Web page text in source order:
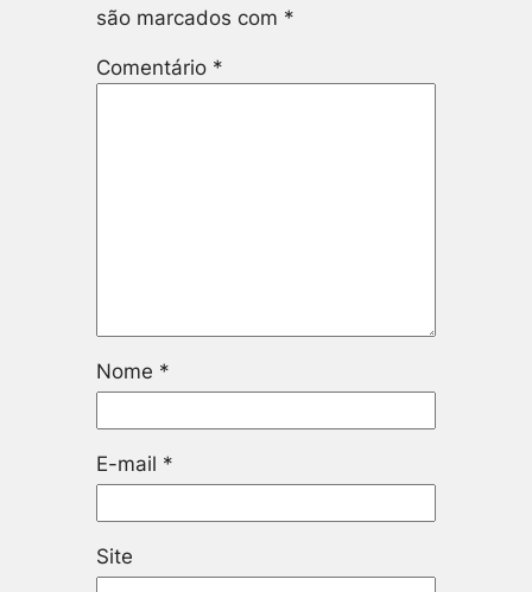
são marcados com *
Comentário *
Nome *
E-mail *
Site